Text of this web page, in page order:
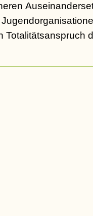
Totalitätsanspruch